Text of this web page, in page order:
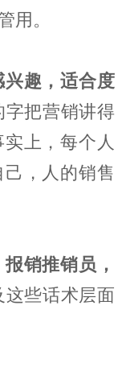
用。
趣，适合度
把营销讲得
上，每个人
，人的销售
销推销员，
些话术层面